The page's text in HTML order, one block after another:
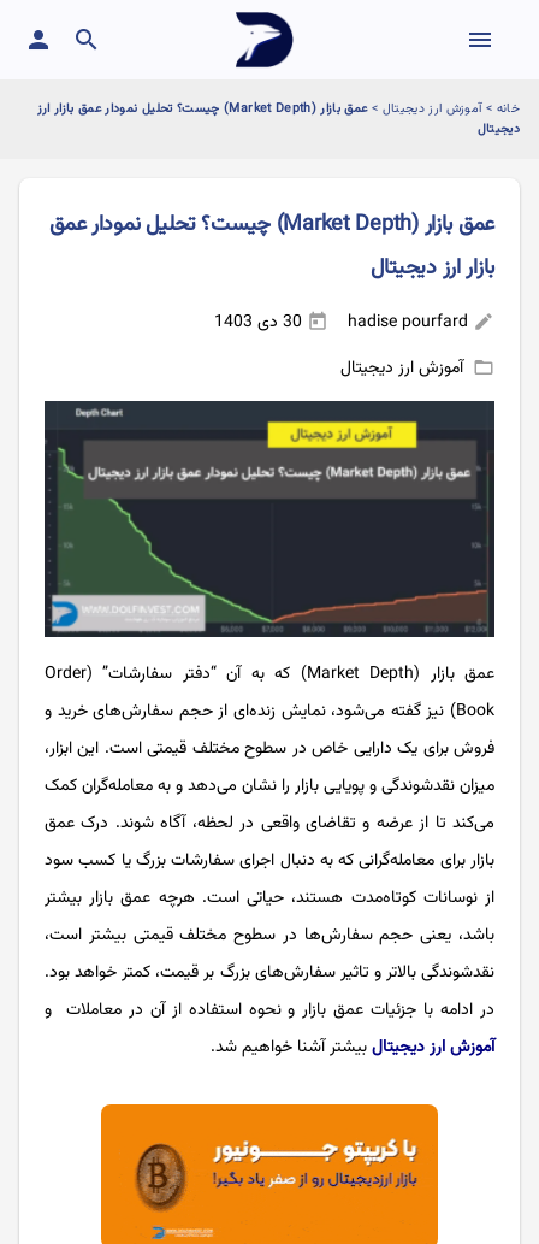
menu
search
person
خانه >آموزش ارز دیجیتال >
عمق بازار (Market Depth) چیست؟ تحلیل نمودار عمق بازار ارز
دیجیتال
عمق بازار (Market Depth) چیست؟ تحلیل نمودار عمق
بازار ارز دیجیتال
edit
today
folder_open آموزش ارز دیجیتال
عمق بازار (Market Depth) که به آن “دفتر سفارشات” (Order
Book) نیز گفته می‌شود، نمایش زنده‌ای از حجم سفارش‌های خرید و
فروش برای یک دارایی خاص در سطوح مختلف قیمتی است. این ابزار،
میزان نقدشوندگی و پویایی بازار را نشان می‌دهد و به معامله‌گران کمک
می‌کند تا از عرضه و تقاضای واقعی در لحظه، آگاه شوند. درک عمق
بازار برای معامله‌گرانی که به دنبال اجرای سفارشات بزرگ یا کسب سود
از نوسانات کوتاه‌مدت هستند، حیاتی است. هرچه عمق بازار بیشتر
باشد، یعنی حجم سفارش‌ها در سطوح مختلف قیمتی بیشتر است،
نقدشوندگی بالاتر و تاثیر سفارش‌های بزرگ بر قیمت، کمتر خواهد بود.
در ادامه با جزئیات عمق بازار و نحوه استفاده از آن در معاملات و
آموزش ارز دیجیتالبیشتر آشنا خواهیم شد.